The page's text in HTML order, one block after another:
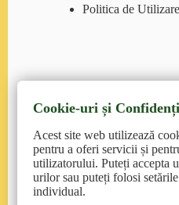
Politica de
Contact
pentruanimale.ro:
petmax.ro
Cookie-uri și
Acest site web utilizează
pentru a oferi servicii și
utilizatorului. Puteți accepta
urilor sau puteți folosi
individual.